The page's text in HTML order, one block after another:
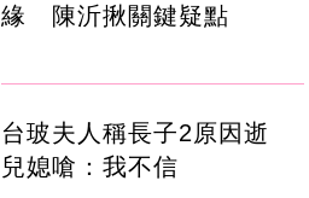
緣 陳沂揪關鍵疑點
台玻夫人稱長子2原因逝
兒媳嗆：我不信